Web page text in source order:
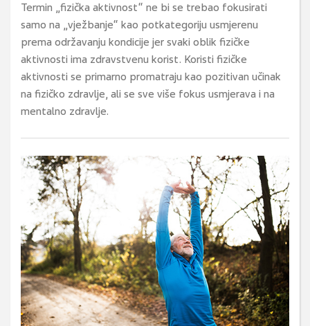
Termin „fizička aktivnost“ ne bi se trebao fokusirati
samo na „vježbanje“ kao potkategoriju usmjerenu
prema održavanju kondicije jer svaki oblik fizičke
aktivnosti ima zdravstvenu korist. Koristi fizičke
aktivnosti se primarno promatraju kao pozitivan učinak
na fizičko zdravlje, ali se sve više fokus usmjerava i na
mentalno zdravlje.